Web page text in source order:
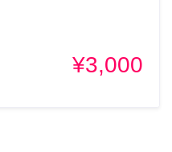
¥3,000